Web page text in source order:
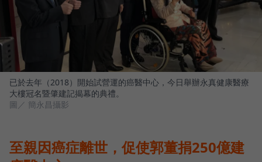
已於去年（2018）開始試營運的癌醫中心，今日舉辦永真健康醫療
大樓冠名暨肇建記揭幕的典禮。
圖／ 簡永昌攝影
至親因癌症離世，促使郭董捐250億建